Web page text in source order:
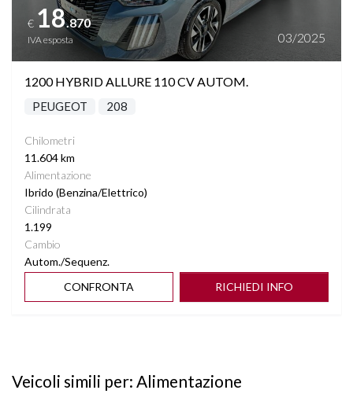
€ 18.870
IVA esposta 03/2025
1200 HYBRID ALLURE 110 CV AUTOM.
PEUGEOT 208
Chilometri
11.604 km
Alimentazione
Ibrido (Benzina/Elettrico)
Cilindrata
1.199
Cambio
Autom./Sequenz.
CONFRONTA
RICHIEDI INFO
Veicoli simili per: Alimentazione